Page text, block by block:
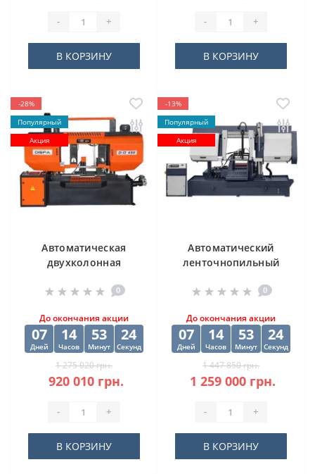
- +
В КОРЗИНУ
- +
В КОРЗИНУ
-28%
Популярный
Акция
Автоматическая
двухколонная
DISPA MAKINA D-O
0
До окончания акции
07
Дней
14
Часов
53
Минут
24
Секунд
1 275 020 грн.
920 010 грн.
- +
В КОРЗИНУ
-13%
Популярный
Акция
Автоматический
ленточнопильный
500SA
0
До окончания акции
07
Дней
14
Часов
53
Минут
24
Секунд
1 447 850 грн.
1 259 000 грн.
- +
В КОРЗИНУ